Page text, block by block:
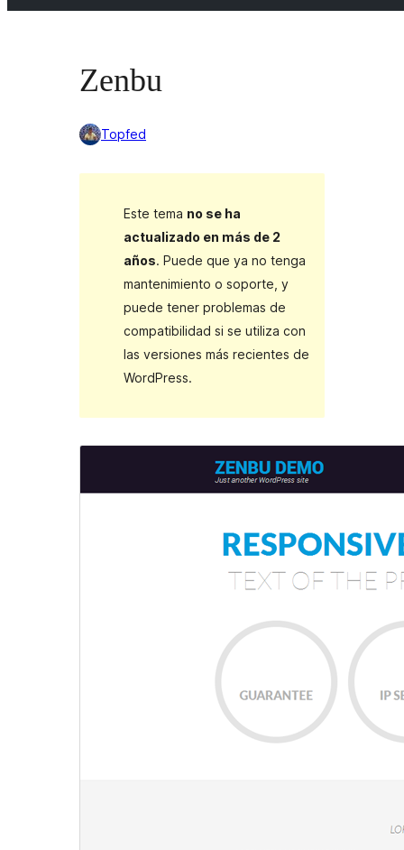
Zenbu
Topfed
Este tema no se ha
actualizado en más de 2
años. Puede que ya no tenga
mantenimiento o soporte, y
puede tener problemas de
compatibilidad si se utiliza con
las versiones más recientes de
WordPress.